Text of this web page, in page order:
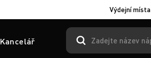
Výdejní místa
Kancelář